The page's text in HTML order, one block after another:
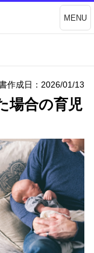
MENU
作成日：2026/01/13
場合の育児